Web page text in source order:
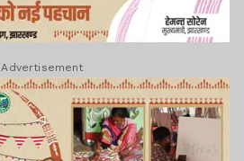
Advertisement